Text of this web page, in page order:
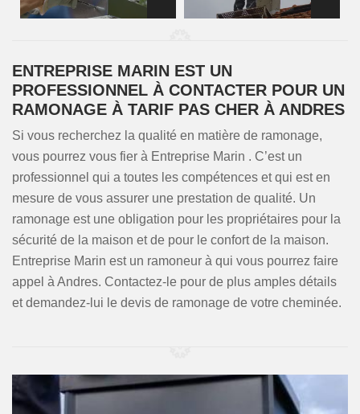
ENTREPRISE MARIN EST UN
PROFESSIONNEL À CONTACTER POUR UN
RAMONAGE À TARIF PAS CHER À ANDRES
Si vous recherchez la qualité en matière de ramonage,
vous pourrez vous fier à Entreprise Marin . C’est un
professionnel qui a toutes les compétences et qui est en
mesure de vous assurer une prestation de qualité. Un
ramonage est une obligation pour les propriétaires pour la
sécurité de la maison et de pour le confort de la maison.
Entreprise Marin est un ramoneur à qui vous pourrez faire
appel à Andres. Contactez-le pour de plus amples détails
et demandez-lui le devis de ramonage de votre cheminée.